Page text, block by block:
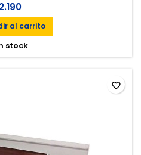
al carrito
stock
favorite_border